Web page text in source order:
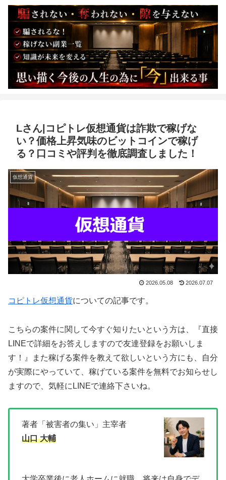
Lさん|コピトレ仮想通貨は詐欺で稼げな
い？価格上昇気味のビットコインで稼げ
る？口コミや評判を徹底調査しました！
仮想通貨
2026.05.08 2026.07.07
コピトレ仮想通貨についての記事です。
こちらの案件に関して今すぐ知りたいという方は、
『直接
LINEで詳細をお答えしますので友達登録をお願いしま
す！』
また稼げる案件を教えて欲しいという方にも、自分
が実際にやっていて、稼げている案件を無料でお知らせし
ますので、気軽にLINEで連絡下さいね。
著者「被害者の集い」主宰者
山口 大輔